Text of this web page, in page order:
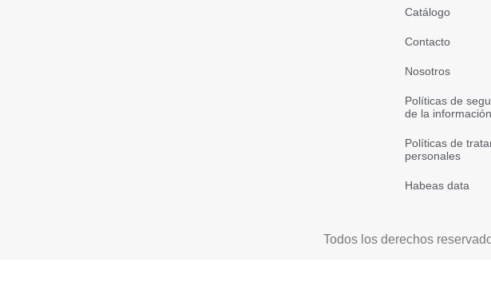
Catálogo
Contacto
Nosotros
Políticas de
de la información.
Políticas de
personales
Habeas data
Todos los derechos